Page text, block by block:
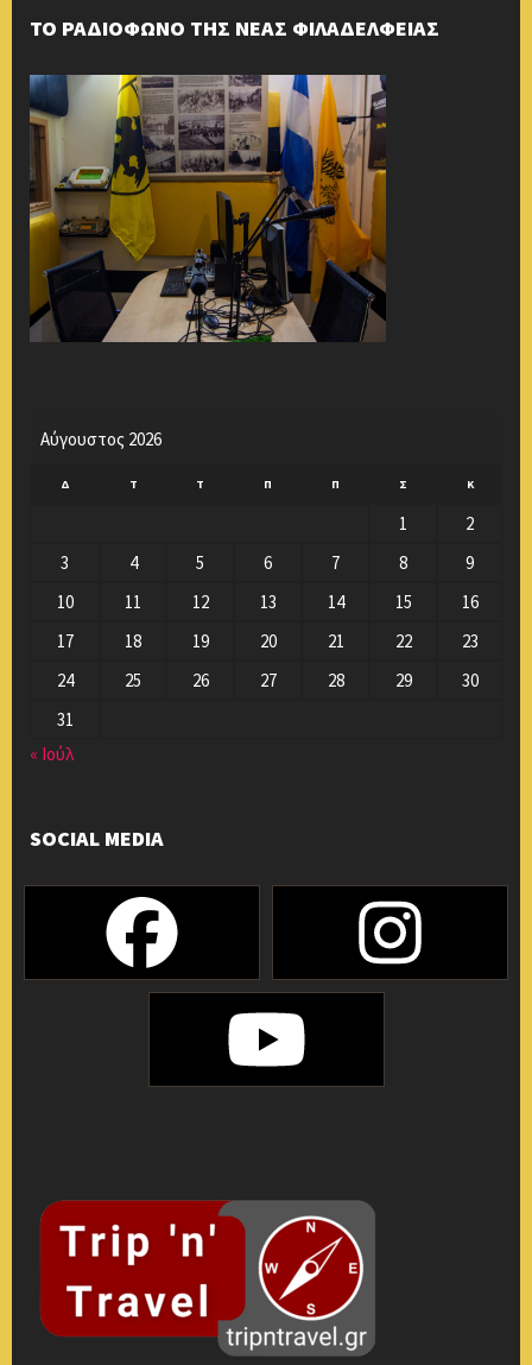
ΤΟ ΡΑΔΙΟΦΩΝΟ ΤΗΣ ΝΕΑΣ ΦΙΛΑΔΕΛΦΕΙΑΣ
Αύγουστος 2026
Δ Τ Τ Π Π Σ Κ
1
2
3
4 5 6 7 8
9
10
11 12 13 14 15
16
17
18 19 20 21 22
23
24
25 26 27 28 29
30
31
« Ιούλ
SOCIAL MEDIA